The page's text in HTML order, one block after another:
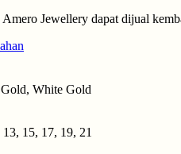
Jewellery dapat dijual
White Gold
13, 15, 17, 19, 21